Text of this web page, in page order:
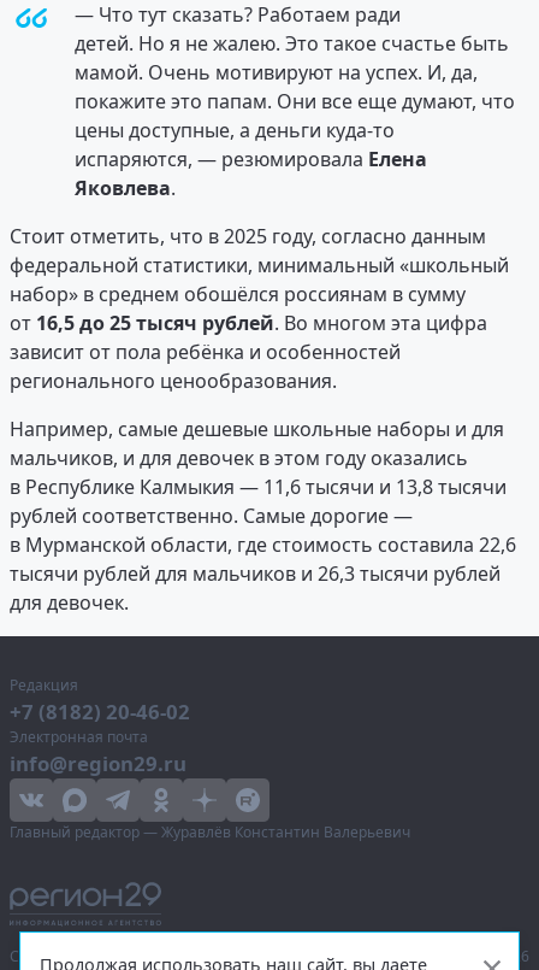
— Что тут сказать? Работаем ради
детей. Но я не жалею. Это такое счастье быть
мамой. Очень мотивируют на успех. И, да,
покажите это папам. Они все еще думают, что
цены доступные, а деньги куда-то
испаряются, — резюмировала Елена
Яковлева.
Стоит отметить, что в 2025 году, согласно данным
федеральной статистики, минимальный «школьный
набор» в среднем обошёлся россиянам в сумму
от 16,5 до 25 тысяч рублей. Во многом эта цифра
зависит от пола ребёнка и особенностей
регионального ценообразования.
Например, самые дешевые школьные наборы и для
мальчиков, и для девочек в этом году оказались
в Республике Калмыкия — 11,6 тысячи и 13,8 тысячи
рублей соответственно. Самые дорогие —
в Мурманской области, где стоимость составила 22,6
тысячи рублей для мальчиков и 26,3 тысячи рублей
для девочек.
Редакция
+7 (8182) 20-46-02
Электронная почта
info@region29.ru
Главный редактор — Журавлёв Константин Валерьевич
Сетевое издание «Информационное агентство Регион 29», © 2016–2026
Продолжая использовать наш сайт, вы даете